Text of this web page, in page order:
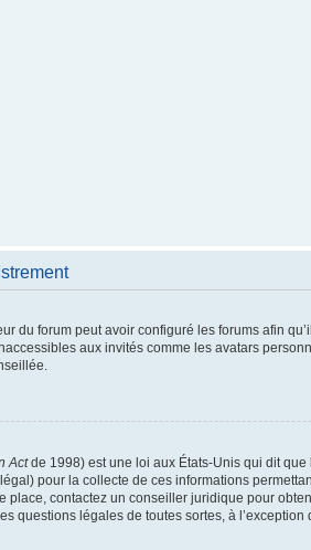
du forum peut avoir configuré les forums afin
aux invités comme les avatars
Actde 1998) est une loi aux États-Unis qui dit
pour la collecte de ces informations
place, contactez un conseiller juridique pour
questions légales de toutes sortes, à